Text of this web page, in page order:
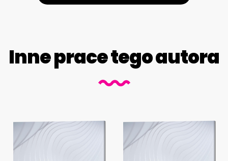
Inne prace tego autora